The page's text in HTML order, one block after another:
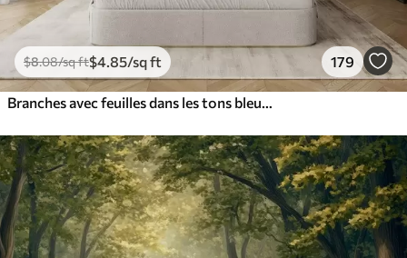
$8.08/sq ft$4 .85/sq ft 179